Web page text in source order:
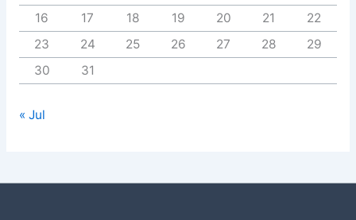
16
17 18 19 20 21
22
23
24 25 26 27 28
29
30
31
« Jul